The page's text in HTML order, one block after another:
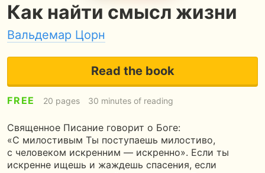
Как найти смысл жизни
Вальдемар Цорн
Read the book
FREE 20 pages 30 minutes of reading
Священное Писание говорит о Боге:
«С милостивым Ты поступаешь милостиво,
с человеком искренним — искренно». Если ты
искренне ищешь и жаждешь спасения, если